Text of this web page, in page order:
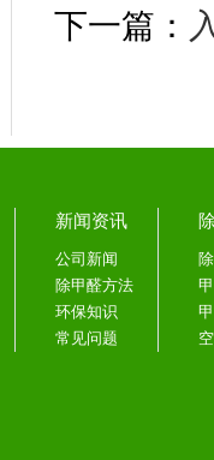
下一篇：
新闻资讯
公司新闻
除甲醛方法
环保知识
常见问题